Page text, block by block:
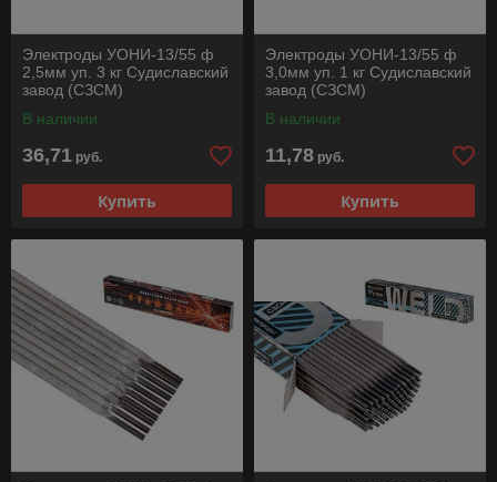
Электроды УОНИ-13/55 ф
2,5мм уп. 3 кг Судиславский
завод (СЗСМ)
В наличии
36,71 руб.
Купить
Электроды УОНИ-13/55 ф
3,0мм уп. 1 кг Судиславский
завод (СЗСМ)
В наличии
11,78 руб.
Купить